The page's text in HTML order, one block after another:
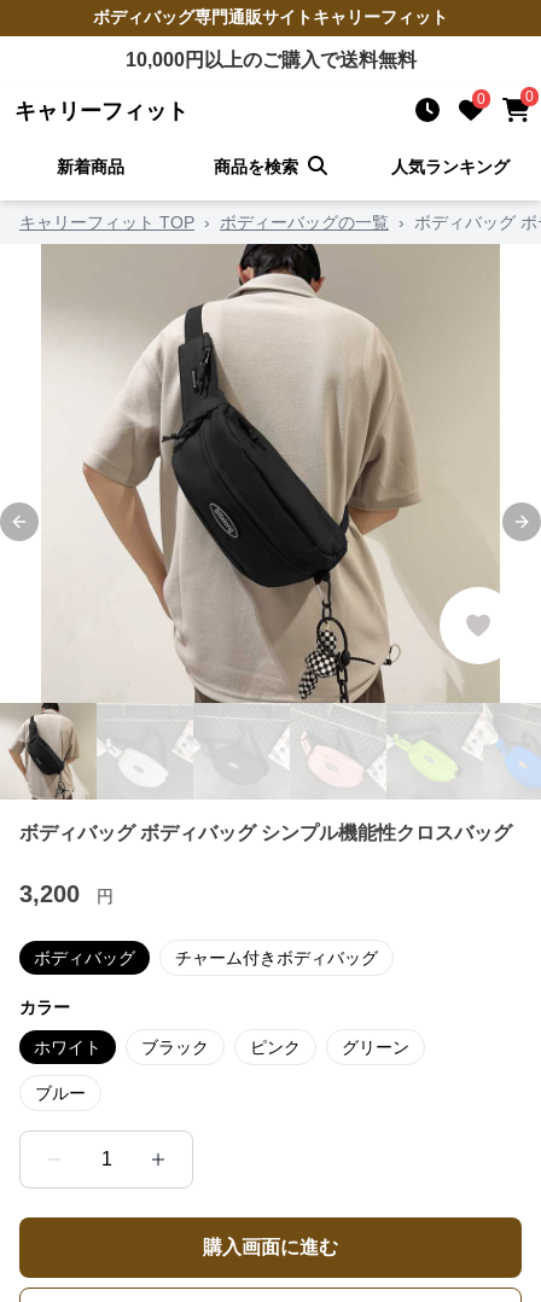
ボディバッグ専門通販サイトキャリーフィット
10,000円以上のご購入で送料無料
キャリーフィット 0 0
新着商品 商品を検索 人気ランキング
キャリーフィット TOP › ボディーバッグの一覧 › ボディバッグ
Previous slide
ボディバッグ ボディバッグ シンプル機能性クロスバッグ
3,200 円
ボディバッグ チャーム付きボディバッグ
カラー
ホワイト ブラック ピンク グリーン
ブルー
1
購入画面に進む